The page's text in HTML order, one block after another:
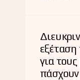
εξέταση
για